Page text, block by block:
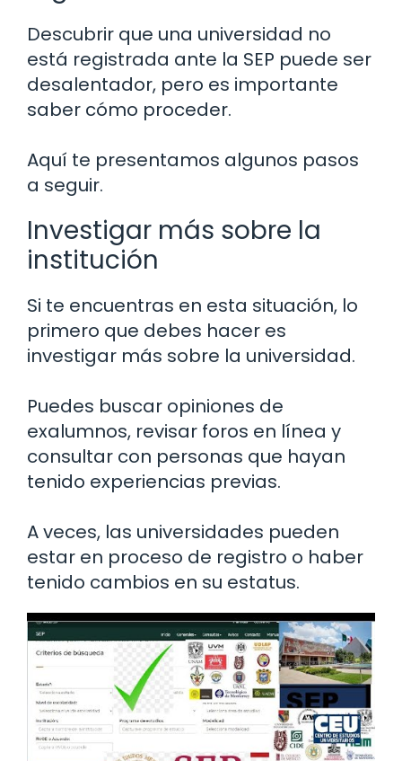
Descubrir que una universidad no
está registrada ante la SEP puede ser
desalentador, pero es importante
saber cómo proceder.
Aquí te presentamos algunos pasos
a seguir.
Investigar más sobre la
institución
Si te encuentras en esta situación, lo
primero que debes hacer es
investigar más sobre la universidad.
Puedes buscar opiniones de
exalumnos, revisar foros en línea y
consultar con personas que hayan
tenido experiencias previas.
A veces, las universidades pueden
estar en proceso de registro o haber
tenido cambios en su estatus.